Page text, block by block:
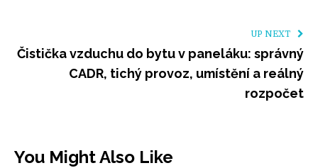
UP NEXT
Čistička vzduchu do bytu v paneláku: správný
CADR, tichý provoz, umístění a reálný
rozpočet
You Might Also Like